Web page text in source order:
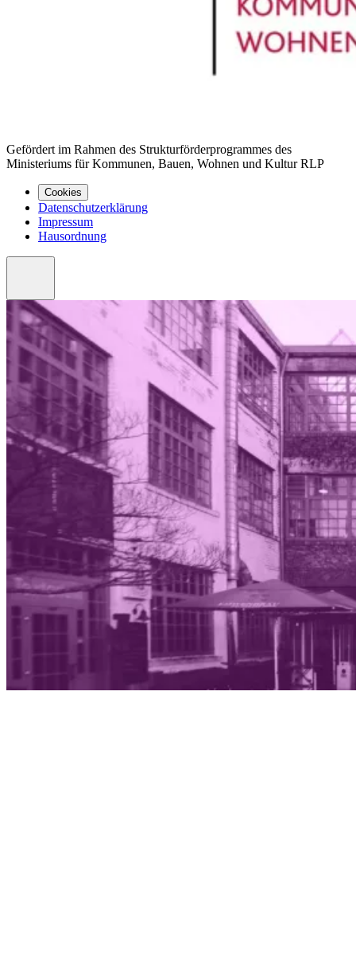
Gefördert im Rahmen des Strukturförderprogrammes des
Ministeriums für Kommunen, Bauen, Wohnen und Kultur RLP
Cookies
Datenschutzerklärung
Impressum
Hausordnung